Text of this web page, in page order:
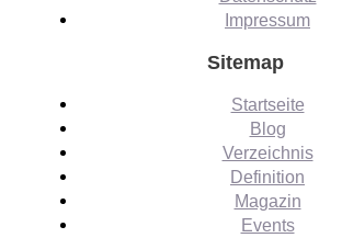
Impressum
Sitemap
Startseite
Blog
Verzeichnis
Definition
Magazin
Events